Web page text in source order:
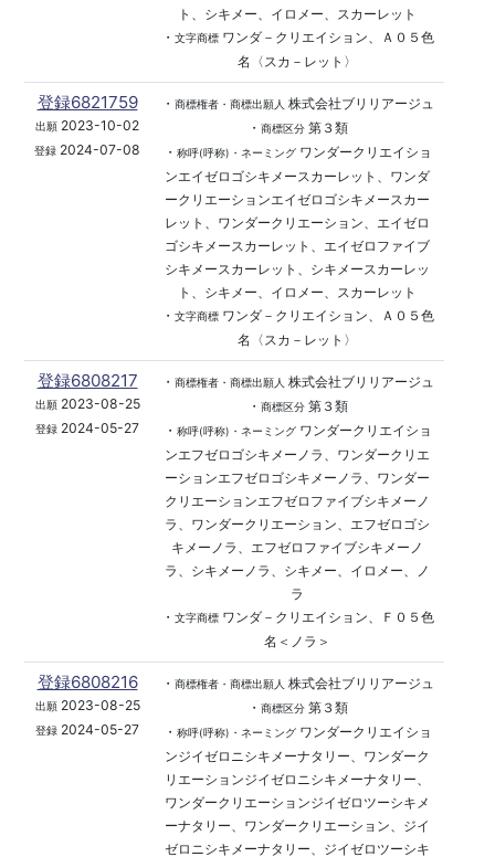
ト、シキメー、イロメー、スカーレット
・ 文字商標ワンダ－クリエイション、Ａ０５色
名〈スカ－レット〉
登録6821759
出願 2023-10-02
登録 2024-07-08
・ 商標権者・商標出願人 株式会社ブリリアージュ
・ 商標区分第３類
・ 称呼(呼称)・ネーミングワンダークリエイショ
ンエイゼロゴシキメースカーレット、ワンダ
ークリエーションエイゼロゴシキメースカー
レット、ワンダークリエーション、エイゼロ
ゴシキメースカーレット、エイゼロファイブ
シキメースカーレット、シキメースカーレッ
ト、シキメー、イロメー、スカーレット
・ 文字商標ワンダ－クリエイション、Ａ０５色
名〈スカ－レット〉
登録6808217
出願2023-08-25
登録 2024-05-27
・ 商標権者・商標出願人 株式会社ブリリアージュ
・ 商標区分第３類
・ 称呼(呼称)・ネーミングワンダークリエイショ
ンエフゼロゴシキメーノラ、ワンダークリエ
ーションエフゼロゴシキメーノラ、ワンダー
クリエーションエフゼロファイブシキメーノ
ラ、ワンダークリエーション、エフゼロゴシ
キメーノラ、エフゼロファイブシキメーノ
ラ、シキメーノラ、シキメー、イロメー、ノ
ラ
・ 文字商標ワンダ－クリエイション、Ｆ０５色
名＜ノラ＞
登録6808216
出願2023-08-25
登録 2024-05-27
・ 商標権者・商標出願人 株式会社ブリリアージュ
・ 商標区分第３類
・ 称呼(呼称)・ネーミングワンダークリエイショ
ンジイゼロニシキメーナタリー、ワンダーク
リエーションジイゼロニシキメーナタリー、
ワンダークリエーションジイゼロツーシキメ
ーナタリー、ワンダークリエーション、ジイ
ゼロニシキメーナタリー、ジイゼロツーシキ